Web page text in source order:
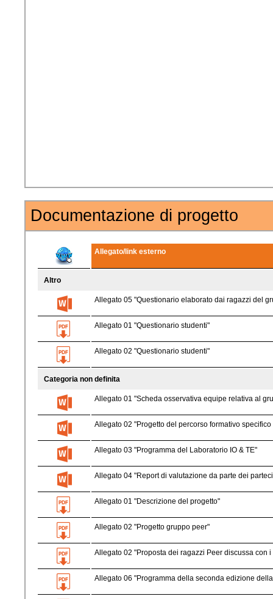
Documentazione di progetto
Allegato/link esterno
Altro
Allegato 05 "Questionario elaborato dai ragazzi del
Allegato 01 "Questionario studenti"
Allegato 02 "Questionario studenti"
Categoria non definita
Allegato 01 "Scheda osservativa equipe relativa al
Allegato 02 "Progetto del percorso formativo
Allegato 03 "Programma del Laboratorio IO & TE"
Allegato 04 "Report di valutazione da parte dei
Allegato 01 "Descrizione del progetto"
Allegato 02 "Progetto gruppo peer"
Allegato 02 "Proposta dei ragazzi Peer discussa
Allegato 06 "Programma della seconda edizione